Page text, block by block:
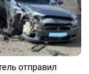
отправил